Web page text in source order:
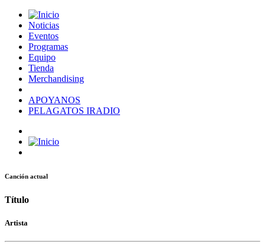
Noticias
Eventos
Programas
Equipo
Tienda
Merchandising
APOYANOS
PELAGATOS IRADIO
Canción actual
Título
Artista